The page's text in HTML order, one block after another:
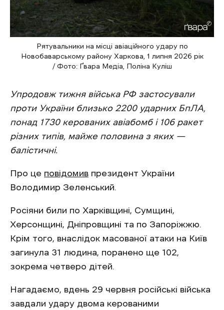
Рятувальники на місці авіаційного удару по
Новобаварському району Харкова, 1 липня 2026 рік
/ Фото: Ґвара Медіа, Поліна Куліш
Упродовж тижня війська РФ застосували
проти України близько 2200 ударних БпЛА,
понад 1730 керованих авіабомб і 106 ракет
різних типів, майже половина з яких —
балістичні.
Про це повідомив президент України
Володимир Зеленський.
Росіяни били по Харківщині, Сумщині,
Херсонщині, Дніпровщині та по Запоріжжю.
Крім того, внаслідок масованої атаки на Київ
загинула 31 людина, поранено ще 102,
зокрема четверо дітей.
Нагадаємо, вдень 29 червня російські війська
завдали удару двома керованими